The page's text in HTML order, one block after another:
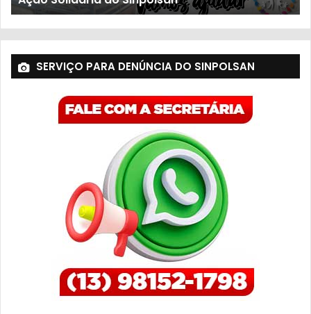
SERVIÇO PARA DENÚNCIA DO SINPOLSAN